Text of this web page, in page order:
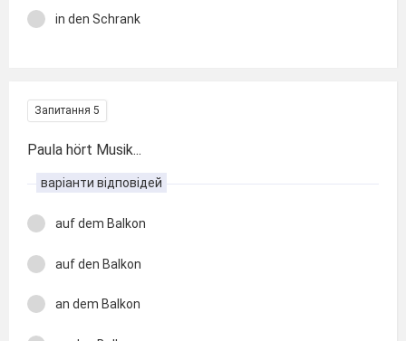
in den Schrank
Запитання 5
Paula hört Musik...
варіанти відповідей
auf dem Balkon
auf den Balkon
an dem Balkon